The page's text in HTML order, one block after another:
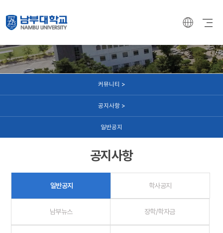
커뮤니티 >
공지사항 >
일반공지
공지사항
일반공지 학사공지
남부뉴스 장학/학자금